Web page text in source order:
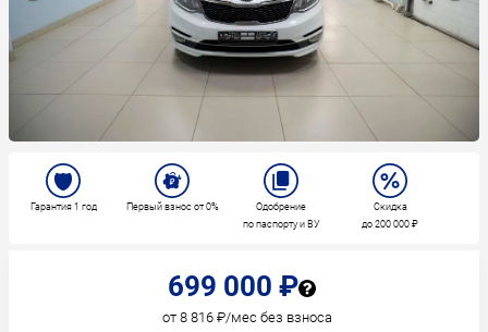
699 000 ₽
от 8 816 ₽/мес без взноса
Гарантия 1 год Первый взнос от 0%
Одобрение
по паспорту и ВУ
Скидка
до 200 000 ₽